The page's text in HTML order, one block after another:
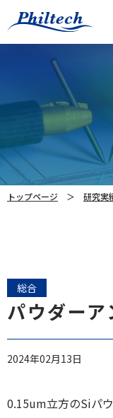
トップページ 研究実
パウダー
総合
2024年02月13日
0.15um立方のSiパ